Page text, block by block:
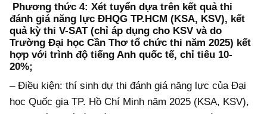
Phương thức 4: Xét tuyển dựa trên kết quả thi
đánh giá năng lực ĐHQG TP.HCM (KSA, KSV), kết
quả kỳ thi V-SAT (chỉ áp dụng cho KSV và do
Trường Đại học Cần Thơ tổ chức thi năm 2025) kết
hợp với trình độ tiếng Anh quốc tế, chỉ tiêu 10-
20%;
– Điều kiện: thí sinh dự thi đánh giá năng lực của Đại
học Quốc gia TP. Hồ Chí Minh năm 2025 (KSA, KSV),